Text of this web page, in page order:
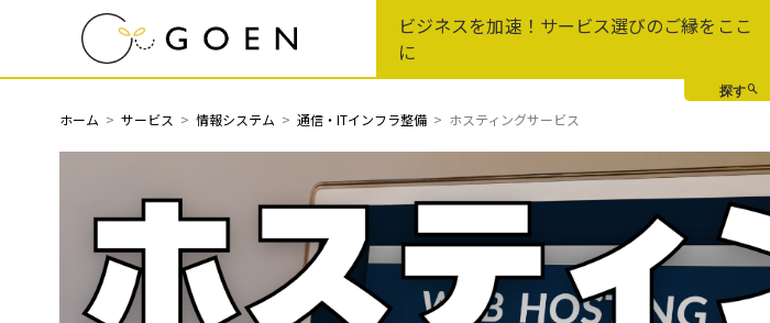
ビジネスを加速！サービス選びのご縁をここ
に
ホーム サービス 情報システム 通信・ITインフラ整備 ホスティングサービス